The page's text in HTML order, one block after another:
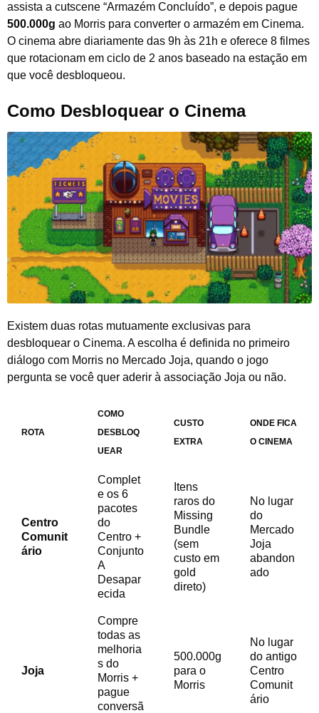
assista a cutscene “Armazém Concluído”, e depois pague
500.000g ao Morris para converter o armazém em Cinema.
O cinema abre diariamente das 9h às 21h e oferece 8 filmes
que rotacionam em ciclo de 2 anos baseado na estação em
que você desbloqueou.
Como Desbloquear o Cinema
Existem duas rotas mutuamente exclusivas para
desbloquear o Cinema. A escolha é definida no primeiro
diálogo com Morris no Mercado Joja, quando o jogo
pergunta se você quer aderir à associação Joja ou não.
ROTA
COMO
DESBLOQ
UEAR
CUSTO
EXTRA
ONDE FICA
O CINEMA
Centro
Comunit
ário
Complet
e os 6
pacotes
do
Centro +
Conjunto
A
Desapar
ecida
Itens
raros do
Missing
Bundle
(sem
custo em
gold
direto)
No lugar
do
Mercado
Joja
abandon
ado
Joja
Compre
todas as
melhoria
s do
Morris +
pague
conversã
500.000g
para o
Morris
No lugar
do antigo
Centro
Comunit
ário